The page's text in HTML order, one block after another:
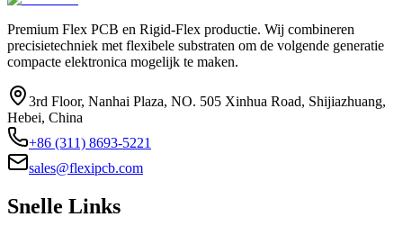
Premium Flex PCB en Rigid-Flex productie. Wij combineren
precisietechniek met flexibele substraten om de volgende generatie
compacte elektronica mogelijk te maken.
3rd Floor, Nanhai Plaza, NO. 505 Xinhua Road, Shijiazhuang,
Hebei, China
+86 (311) 8693-5221
sales@flexipcb.com
Snelle Links